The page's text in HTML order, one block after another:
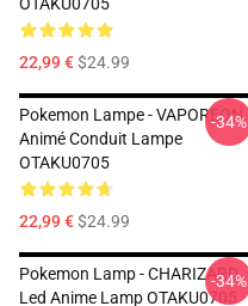
22,99 €$24.99
Pokemon Lampe - VAPOREON
Animé Conduit Lampe
OTAKU0705
22,99 €$24.99
-34%
Pokemon Lamp - CHARIZARD
Led Anime Lamp OTAKU0705
-34%